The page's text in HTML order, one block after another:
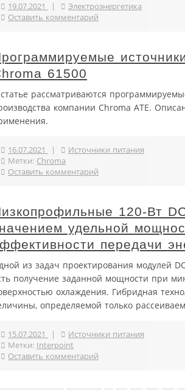
19.07.2021 |
Электроэнергетика
Оставить комментарий
61500
рассматриваются
компании Chroma ATE.
16.07.2021 |
Источники питания
Метки: Chroma
Оставить комментарий
120-Вт
удельной
передачи
из задач проектирования модулей
получение заданной мощности при
охлаждения. Гибридная
определяемой только
15.07.2021 |
Источники питания
Метки: Interpoint
Оставить комментарий